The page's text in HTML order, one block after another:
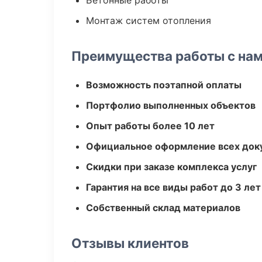
Монтаж систем отопления
Преимущества работы с
Возможность поэтапной оплаты
Портфолио выполненных объектов
Опыт работы более 10 лет
Официальное оформление всех
Скидки при заказе комплекса услуг
Гарантия на все виды работ до 3 лет
Собственный склад материалов
Отзывы клиентов